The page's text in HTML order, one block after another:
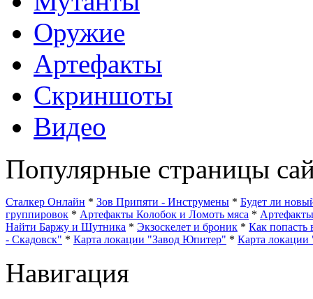
Оружие
Артефакты
Скриншоты
Видео
Популярные страницы
Сталкер Онлайн * Зов Припяти - Инструмены * Будет ли
группировок * Артефакты Колобок и Ломоть мяса * Артефакты
Найти Баржу и Шутника * Экзоскелет и броник * Как попасть
- Скадовск" * Карта локации "Завод Юпитер" * Карта
Навигация